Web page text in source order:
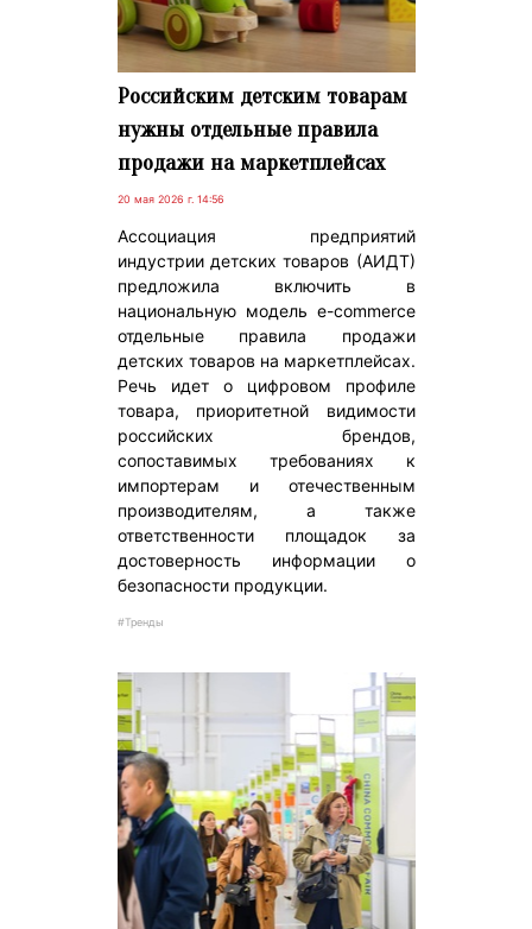
Российским детским товарам
нужны отдельные правила
продажи на маркетплейсах
20 мая 2026 г. 14:56
Ассоциация предприятий
индустрии детских товаров (АИДТ)
предложила включить в
национальную модель e-commerce
отдельные правила продажи
детских товаров на маркетплейсах.
Речь идет о цифровом профиле
товара, приоритетной видимости
российских брендов,
сопоставимых требованиях к
импортерам и отечественным
производителям, а также
ответственности площадок за
достоверность информации о
безопасности продукции.
#Тренды